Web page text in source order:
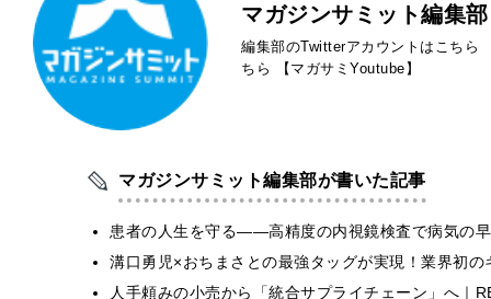
マガジンサミット編集部
編集部のTwitterアカウントはこちら
ちら
【マガサミYoutube】
マガジンサミット編集部が書いた記事
患者の人生を守る——高精度の内視鏡検査で病気の
溝口勇児×おちまさとの最強タッグが実現！業界初
人手頼みの小売から「統合サプライチェーン」へ｜